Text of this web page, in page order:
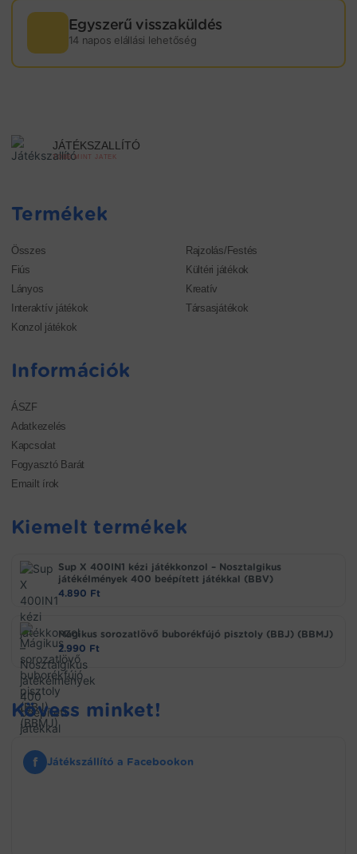
Egyszerű visszaküldés
14 napos elállási lehetőség
JÁTÉKSZALLÍTÓ
TÖBB MINT JÁTÉK
Termékek
Összes
Fiús
Lányos
Interaktív játékok
Konzol játékok
Rajzolás/Festés
Kültéri játékok
Kreatív
Társasjátékok
Információk
ÁSZF
Adatkezelés
Kapcsolat
Fogyasztó Barát
Emailt írok
Kiemelt termékek
Sup X 400IN1 kézi játékkonzol – Nosztalgikus
játékélmények 400 beépített játékkal (BBV)
4.890 Ft
Mágikus sorozatlövő buborékfújó pisztoly (BBJ) (BBMJ)
2.990 Ft
Kövess minket!
f Játékszállító a Facebookon